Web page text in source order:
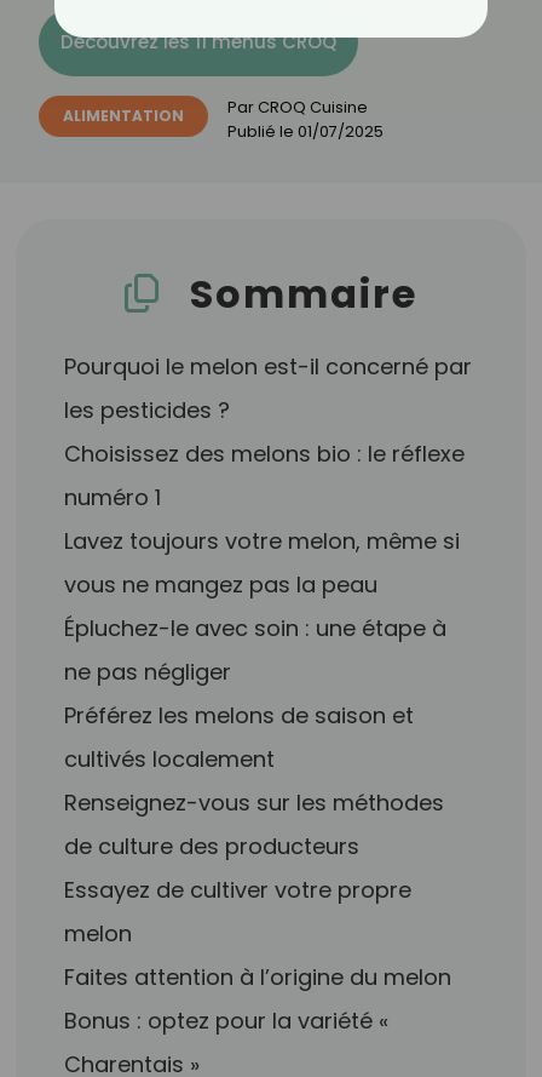
Découvrez les 11 menus CROQ
ALIMENTATION Par CROQ Cuisine
Publié le 01/07/2025
Sommaire
Pourquoi le melon est-il concerné par
les pesticides ?
Choisissez des melons bio : le réflexe
numéro 1
Lavez toujours votre melon, même si
vous ne mangez pas la peau
Épluchez-le avec soin : une étape à
ne pas négliger
Préférez les melons de saison et
cultivés localement
Renseignez-vous sur les méthodes
de culture des producteurs
Essayez de cultiver votre propre
melon
Faites attention à l’origine du melon
Bonus : optez pour la variété «
Charentais »